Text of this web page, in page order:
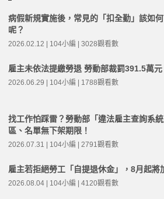
病假新規實施後，常見的「扣全勤」該如
呢？
2026.02.12 | 104小編 | 3028觀看數
雇主未依法提繳勞退 勞動部裁罰391.5萬元
2026.06.29 | 104小編 | 1788觀看數
找工作怕踩雷？勞動部「違法雇主查詢系
區、名單無下架期限！
2026.07.31 | 104小編 | 2791觀看數
雇主若拒絕勞工「自提退休金」，8月起將
2026.08.04 | 104小編 | 4120觀看數